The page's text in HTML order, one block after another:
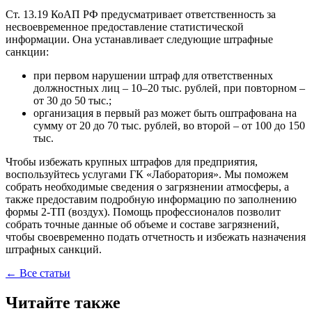
Ст. 13.19 КоАП РФ предусматривает ответственность за
несвоевременное предоставление статистической
информации. Она устанавливает следующие штрафные
санкции:
при первом нарушении штраф для ответственных
должностных лиц – 10–20 тыс. рублей, при повторном –
от 30 до 50 тыс.;
организация в первый раз может быть оштрафована на
сумму от 20 до 70 тыс. рублей, во второй – от 100 до 150
тыс.
Чтобы избежать крупных штрафов для предприятия,
воспользуйтесь услугами ГК «Лаборатория». Мы поможем
собрать необходимые сведения о загрязнении атмосферы, а
также предоставим подробную информацию по заполнению
формы 2-ТП (воздух). Помощь профессионалов позволит
собрать точные данные об объеме и составе загрязнений,
чтобы своевременно подать отчетность и избежать назначения
штрафных санкций.
← Все статьи
Читайте также